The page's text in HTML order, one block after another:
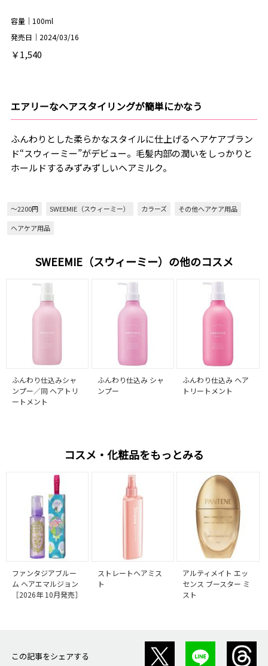
容量｜100ml
発売日｜2024/03/16
￥1,540
エアリーなヘアスタイリングが簡単にかなう
ふんわりとした柔らかなスタイルに仕上げるヘアケアブラン
ド“スウィーミー”がデビュー。毛髪内部の潤いをしっかりと
ホールドするみずみずしいヘアミルク。
～2200円 SWEEMIE（スウィーミー） カラーズ
その他ヘアケア用品
ヘアケア用品
SWEEMIE（スウィーミー）の他のコスメ
ふんわり仕込みシャ
ンプー／同 ヘアトリ
ートメント
ふんわり仕込み シャ
ンプー
ふんわり仕込み ヘア
トリートメント
コスメ・化粧品をもっとみる
ファンタジアブルー
ム ヘアエマルジョン
［2026年 10月発売］
ストレートヘアミス
ト
アルティメイト エッ
センス ブースター ミ
スト
この記事をシェアする